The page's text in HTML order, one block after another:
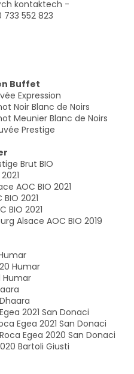
kontaktech -
552 823
Buffet
Expression
Noir Blanc de Noirs
Meunier Blanc de Noirs
Prestige
Brut BIO
AOC BIO 2021
2021
BIO 2021
Alsace AOC BIO 2019
Humar
Humar
2021 San Donaci
Egea 2021 San Donaci
Egea 2020 San Donaci
Bartoli Giusti